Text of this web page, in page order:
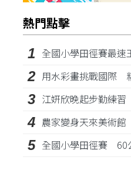
熱門點擊
1 全國小學田徑賽最速王
2 用水彩畫挑戰國際
3 江姸欣晚起步勤練習
4 農家變身天來美術
5 全國小學田徑賽 60公